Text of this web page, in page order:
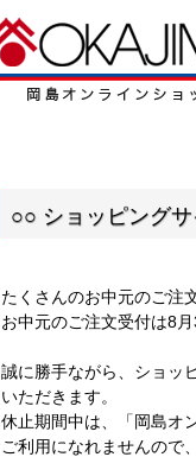
○○ ショッピング
たくさんのお中元のご注
お中元のご注文受付は8
誠に勝手ながら、ショッ
いただきます。
休止期間中は、「岡島オ
ご利用になれませんので